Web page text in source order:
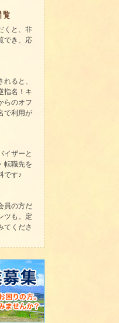
くと、非
でき、応
ると、
指名！キ
らのオフ
で利用が
イザーと
転職先を
です♪
員の方だ
ツも。定
てくださ